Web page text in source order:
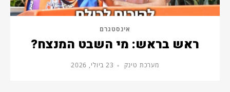
אינסטגרם
ראש בראש: מי השבט המנצח?
מערכת טינק 23 ביולי, 2026